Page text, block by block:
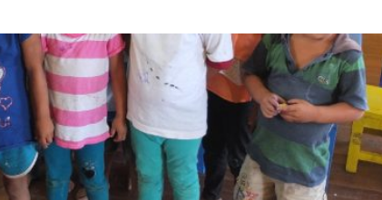
Todos juntos hacemos misión
Asociación Formación Solidaridad